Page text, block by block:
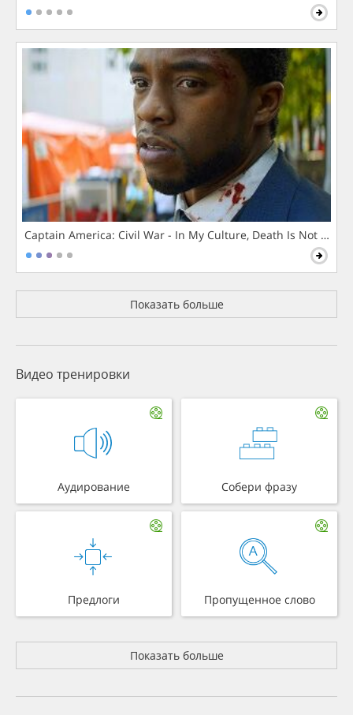
Captain America: Civil War - In My Culture, Death Is Not The
Показать больше
Видео тренировки
Аудирование Собери фразу
Предлоги Пропущенное слово
Показать больше